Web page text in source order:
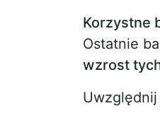
Korzystne
Ostatnie
wzrost